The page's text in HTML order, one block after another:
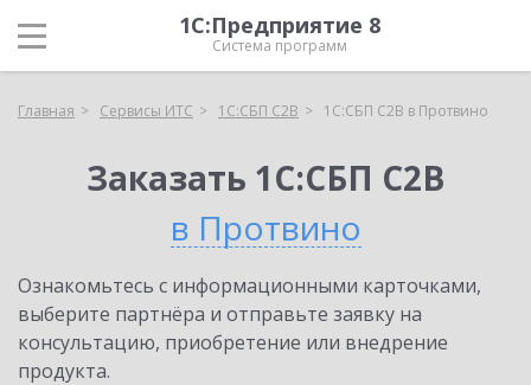
1С:Предприятие 8
Система программ
Главная Сервисы ИТС 1С:СБП C2B 1С:СБП C2B в Протвино
Заказать 1С:СБП C2B
в Протвино
Ознакомьтесь с информационными карточками,
выберите партнёра и отправьте заявку на
консультацию, приобретение или внедрение
продукта.